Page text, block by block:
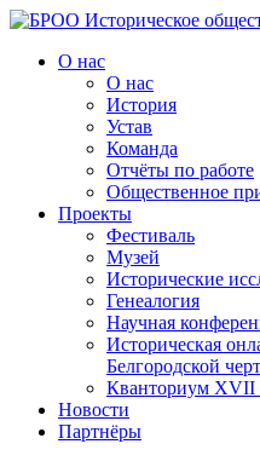
Перейти
содержанию
О нас
О нас
История
Устав
Команда
Отчёты по работе
Общественное
Проекты
Фестиваль
Музей
Исторические
Генеалогия
Научная
Историческая
Белгородской
Кванториум XVII
Новости
Партнёры